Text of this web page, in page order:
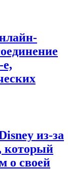
из-за
который
о своей